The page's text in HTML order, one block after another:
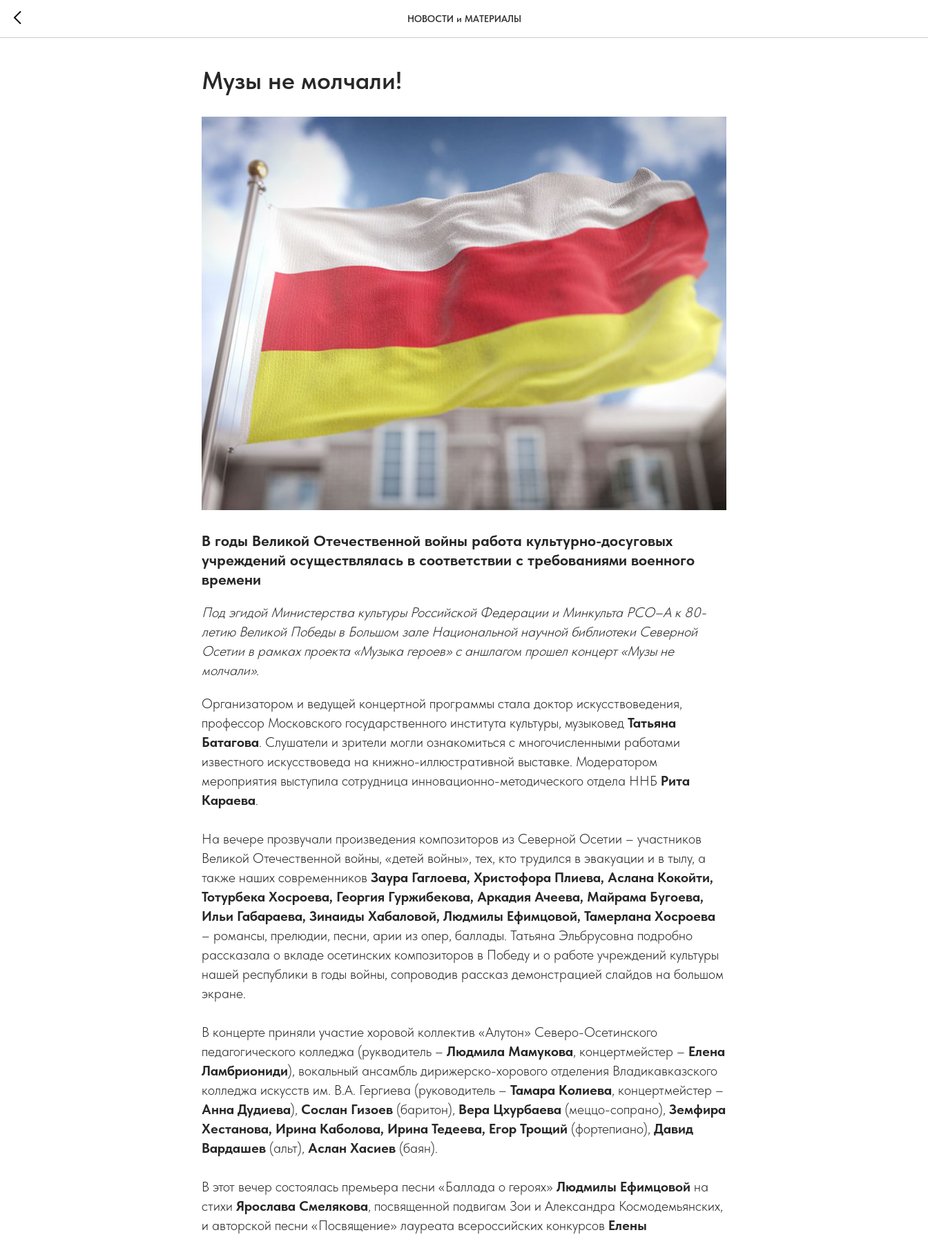
НОВОСТИ и МАТЕРИАЛЫ
Музы не молчали!
В годы Великой Отечественной войны работа культурно-досуговых
учреждений осуществлялась в соответствии с требованиями военного
времени
Под эгидой Министерства культуры Российской Федерации и Минкульта РСО–А к 80-
летию Великой Победы в Большом зале Национальной научной библиотеки Северной
Осетии в рамках проекта «Музыка героев» с аншлагом прошел концерт «Музы не
молчали».
Организатором и ведущей концертной программы стала доктор искусствоведения,
профессор Московского государственного института культуры, музыковед Татьяна
Батагова. Слушатели и зрители могли ознакомиться с многочисленными работами
известного искусствоведа на книжно-иллюстративной выставке. Модератором
мероприятия выступила сотрудница инновационно-методического отдела ННБ Рита
Караева.
На вечере прозвучали произведения композиторов из Северной Осетии – участников
Великой Отечественной войны, «детей войны», тех, кто трудился в эвакуации и в тылу, а
также наших современников Заура Гаглоева, Христофора Плиева, Аслана Кокойти,
Тотурбека Хосроева, Георгия Гуржибекова, Аркадия Ачеева, Майрама Бугоева,
Ильи Габараева, Зинаиды Хабаловой, Людмилы Ефимцовой, Тамерлана Хосроева
– романсы, прелюдии, песни, арии из опер, баллады. Татьяна Эльбрусовна подробно
рассказала о вкладе осетинских композиторов в Победу и о работе учреждений культуры
нашей республики в годы войны, сопроводив рассказ демонстрацией слайдов на большом
экране.
В концерте приняли участие хоровой коллектив «Алутон» Северо-Осетинского
педагогического колледжа (рукводитель – Людмила Мамукова, концертмейстер – Елена
Ламбриониди), вокальный ансамбль дирижерско-хорового отделения Владикавказского
колледжа искусств им. В.А. Гергиева (руководитель – Тамара Колиева, концертмейстер –
Анна Дудиева), Сослан Гизоев (баритон), Вера Цхурбаева (меццо-сопрано), Земфира
Хестанова, Ирина Каболова, Ирина Тедеева, Егор Трощий (фортепиано), Давид
Вардашев (альт), Аслан Хасиев (баян).
В этот вечер состоялась премьера песни «Баллада о героях» Людмилы Ефимцовой на
стихи Ярослава Смелякова, посвященной подвигам Зои и Александра Космодемьянских,
и авторской песни «Посвящение» лауреата всероссийских конкурсов Елены